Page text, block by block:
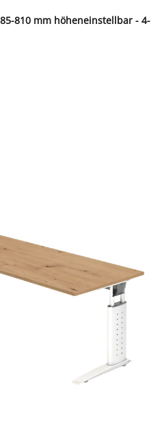
810 mm höheneinstellbar - 4-